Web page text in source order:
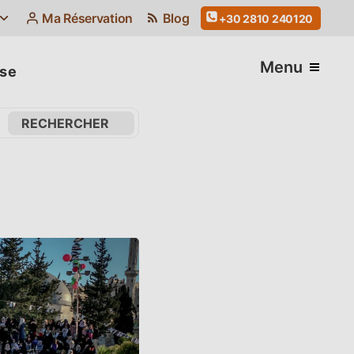
Ma Réservation Blog +30 2810 240120
Menu